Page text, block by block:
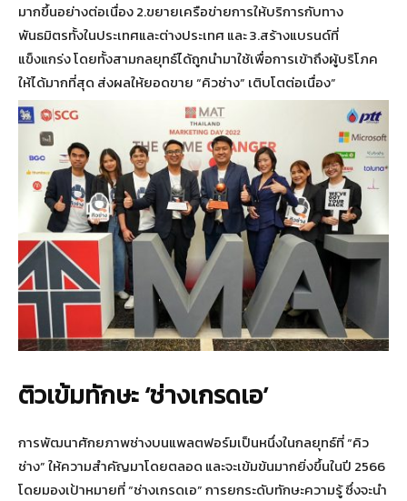
มากขึ้นอย่างต่อเนื่อง 2.ขยายเครือข่ายการให้บริการกับทาง
พันธมิตรทั้งในประเทศและต่างประเทศ และ 3.สร้างแบรนด์ที่
แข็งแกร่ง โดยทั้งสามกลยุทธ์ได้ถูกนำมาใช้เพื่อการเข้าถึงผู้บริโภค
ให้ได้มากที่สุด ส่งผลให้ยอดขาย “คิวช่าง” เติบโตต่อเนื่อง”
ติวเข้มทักษะ‘ช่างเกรดเอ’
การพัฒนาศักยภาพช่างบนแพลตฟอร์มเป็นหนึ่งในกลยุทธ์ที่ “คิว
ช่าง” ให้ความสำคัญมาโดยตลอด และจะเข้มข้นมากยิ่งขึ้นในปี 2566
โดยมองเป้าหมายที่ “ช่างเกรดเอ” การยกระดับทักษะความรู้ ซึ่งจะนำ